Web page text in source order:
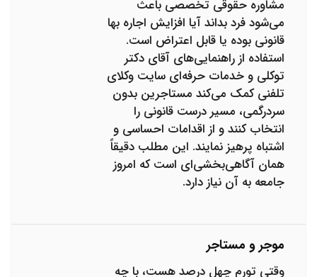
مشاوره حقوقی تخصصی باعث
می‌شود فرد بداند آیا افزایش اجاره بها
قانونی بوده یا قابل اعتراض است.
استفاده از راهنمایی‌های آقای دکتر
توکلی و خدمات حرفه‌ای سایت وکلای
تلفنی کمک می‌کند مستاجرین بدون
سردرگمی، مسیر درست قانونی را
انتخاب کنند و از اقدامات احساسی و
اشتباه پرهیز نمایند. این مطلب دقیقاً
همان آگاهی‌بخشی‌ای است که امروز
جامعه به آن نیاز دارد.
موجر و مستاجر
وقتی تورم چهل درصد هست، با چه